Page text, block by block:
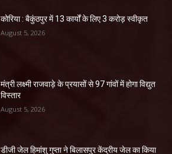
कोरिया : बैकुंठपुर में 13 कार्यों के लिए 3 करोड़ स्वीकृत
August 5, 2026
मंत्री लक्ष्मी राजवाड़े के प्रयासों से 97 गांवों में होगा विद्युत
विस्तार
August 5, 2026
डीजी जेल हिमांशु गुप्ता ने बिलासपुर केंद्रीय जेल का किया